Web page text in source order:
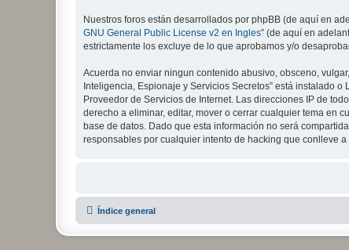
Nuestros foros están desarrollados por phpBB (de aquí en
GNU General Public License v2 en Ingles” (de aquí en
estrictamente los excluye de lo que aprobamos y/o
Acuerda no enviar ningun contenido abusivo, obsceno,
Inteligencia, Espionaje y Servicios Secretos” está instalado
Proveedor de Servicios de Internet. Las direcciones IP de
derecho a eliminar, editar, mover o cerrar cualquier tema en
base de datos. Dado que esta información no será
responsables por cualquier intento de hacking que conlleve
Índice general